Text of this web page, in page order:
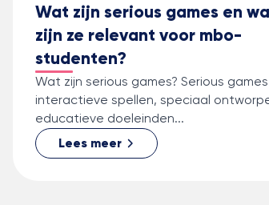
Wat zijn serious games en
zijn ze relevant voor mbo-
studenten?
Wat zijn serious games? Serious games
interactieve spellen, speciaal
educatieve doeleinden...
Lees meer